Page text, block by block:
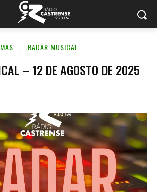
RADAR MUSICAL
– 12 DE AGOSTO DE 2025